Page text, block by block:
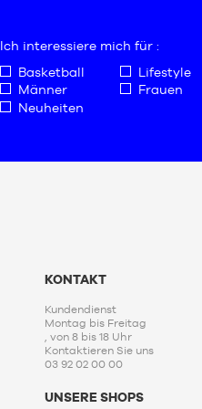
Ich interessiere mich für :
Basketball
Lifestyle
Männer
Frauen
Neuheiten
KONTAKT
Kundendienst
Montag bis Freitag
, von 8 bis 18 Uhr
Kontaktieren Sie uns
03 92 02 00 00
UNSERE SHOPS